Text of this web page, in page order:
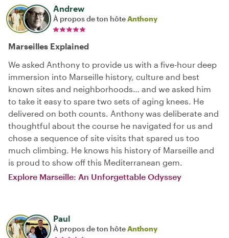
Andrew
À propos de ton hôteAnthony
Marseilles Explained
We asked Anthony to provide us with a five-hour deep
immersion into Marseille history, culture and best
known sites and neighborhoods… and we asked him
to take it easy to spare two sets of aging knees. He
delivered on both counts. Anthony was deliberate and
thoughtful about the course he navigated for us and
chose a sequence of site visits that spared us too
much climbing. He knows his history of Marseille and
is proud to show off this Mediterranean gem.
Explore Marseille: An Unforgettable Odyssey
Paul
À propos de ton hôteAnthony